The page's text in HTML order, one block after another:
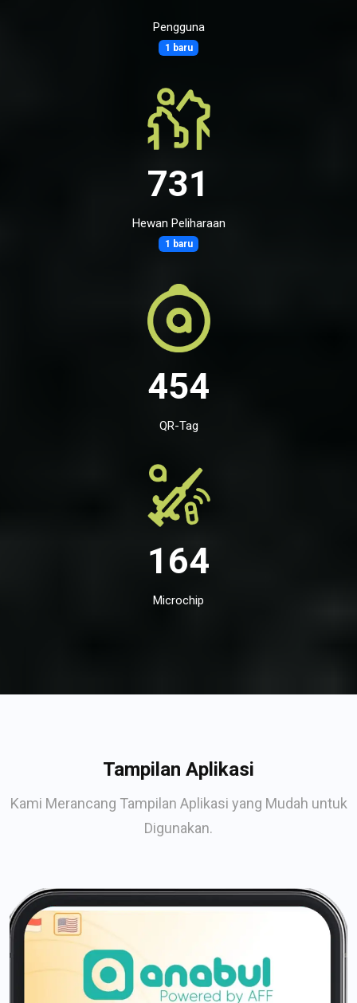
Pengguna
1 baru
731
Hewan Peliharaan
1 baru
454
QR-Tag
164
Microchip
Tampilan Aplikasi
Kami Merancang Tampilan Aplikasi yang Mudah untuk
Digunakan.